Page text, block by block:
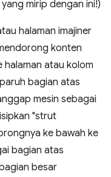
mirip dengan ini!)
halaman imajiner
konten
atau kolom
bagian atas
mesin sebagai
"strut
ke bawah ke
bagian atas
besar